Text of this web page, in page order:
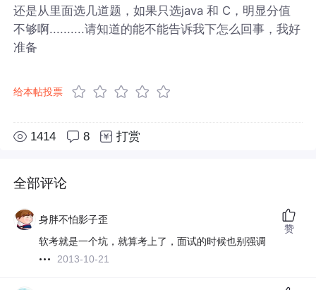
还是从里面选几道题，如果只选java 和 C，明显分值
不够啊..........请知道的能不能告诉我下怎么回事，我好
准备
给本帖投票
1414 8 打赏
全部评论
身胖不怕影子歪
软考就是一个坑，就算考上了，面试的时候也别强调
2013-10-21
赞